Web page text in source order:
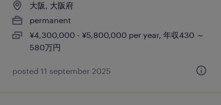
大阪, 大阪府
permanent
¥4,300,000 - ¥5,800,000 per year, 年収430 ～
580万円
posted 11 september 2025